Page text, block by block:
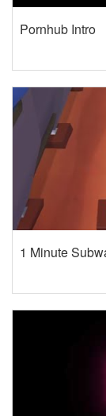
Pornhub Intro
1 Minute